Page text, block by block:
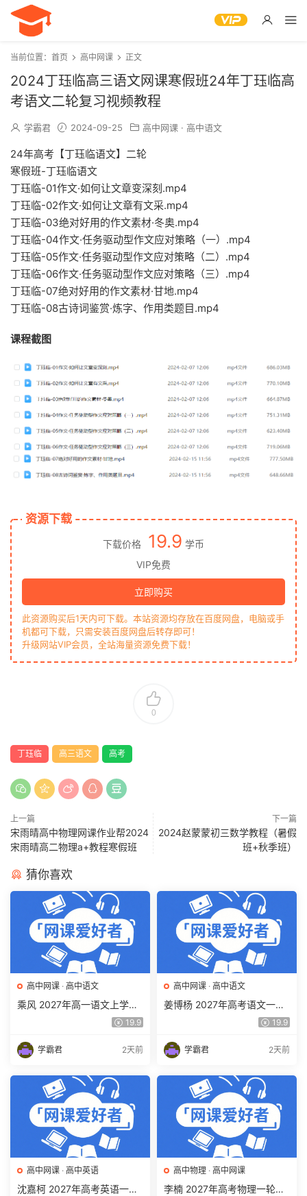
当前位置： 首页 高中网课 正文
2024丁珏临高三语文网课寒假班24年丁珏临高
考语文二轮复习视频教程
学霸君 2024-09-25 高中网课 · 高中语文
24年高考【丁珏临语文】二轮
寒假班-丁珏临语文
丁珏临-01作文·如何让文章变深刻.mp4
丁珏临-02作文·如何让文章有文采.mp4
丁珏临-03绝对好用的作文素材·冬奥.mp4
丁珏临-04作文·任务驱动型作文应对策略（一）.mp4
丁珏临-05作文·任务驱动型作文应对策略（二）.mp4
丁珏临-06作文·任务驱动型作文应对策略（三）.mp4
丁珏临-07绝对好用的作文素材·甘地.mp4
丁珏临-08古诗词鉴赏·炼字、作用类题目.mp4
课程截图
资源下载
下载价格 19.9 学币
VIP免费
立即购买
此资源购买后1天内可下载。本站资源均存放在百度网盘，电脑或手
机都可下载，只需安装百度网盘后转存即可！
升级网站VIP会员，全站海量资源免费下载！
0
丁珏临 高三语文 高考
上一篇
宋雨晴高中物理网课作业帮2024
宋雨晴高二物理a+教程寒假班
下一篇
2024赵蒙蒙初三数学教程（暑假
班+秋季班）
猜你喜欢
高中网课 · 高中语文
乘风 2027年高一语文上学期
网课教程 高一语文 暑假班视
19.9
学霸君 2天前
高中网课 · 高中语文
姜博杨 2027年高考语文一轮
复习网课教程 高三语文 上学
下载
19.9
学霸君 2天前
高中网课 · 高中英语
沈嘉柯 2027年高考英语一轮
高中物理 · 高中网课
李楠 2027年高考物理一轮复